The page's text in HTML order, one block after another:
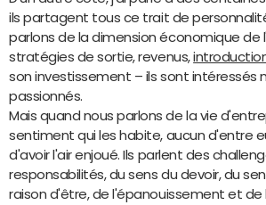
ils partagent tous ce trait de
parlons de la dimension économique de
stratégies de sortie, revenus,
son investissement – ils sont intéressés
passionnés.
Mais quand nous parlons de la vie
sentiment qui les habite, aucun d'entre
d'avoir l'air enjoué. Ils parlent des
responsabilités, du sens du devoir, du
raison d'être, de l'épanouissement et de